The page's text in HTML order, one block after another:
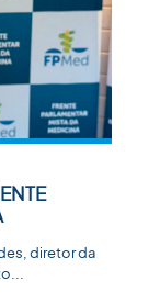
diretor da